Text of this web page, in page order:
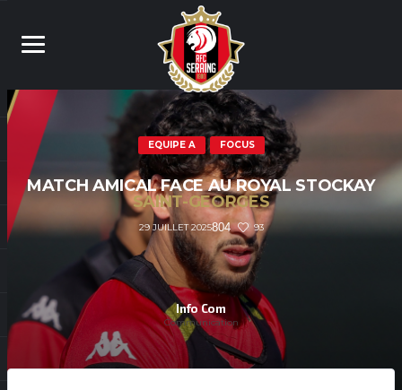
EQUIPE A FOCUS
MATCH AMICAL FACE AU ROYAL STOCKAY
SAINT-GEORGES
29 JUILLET 2025804 93
Info Com
Communication